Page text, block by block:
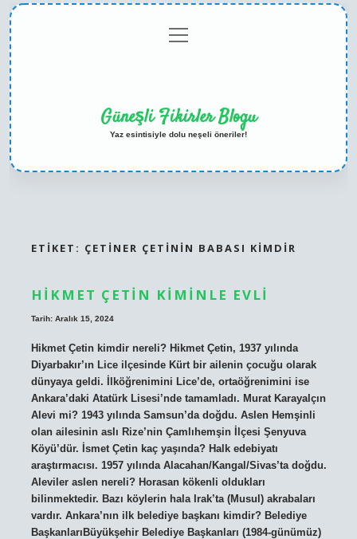
menüyü
aç
Güneşli Fikirler Blogu
Yaz esintisiyle dolu neşeli öneriler!
ETIKET: ÇETINER ÇETININ BABASI KIMDIR
HIKMET ÇETIN KIMINLE EVLI
Tarih: Aralık 15, 2024
Hikmet Çetin kimdir nereli? Hikmet Çetin, 1937 yılında
Diyarbakır’ın Lice ilçesinde Kürt bir ailenin çocuğu olarak
dünyaya geldi. İlköğrenimini Lice’de, ortaöğrenimini ise
Ankara’daki Atatürk Lisesi’nde tamamladı. Murat Karayalçın
Alevi mi? 1943 yılında Samsun’da doğdu. Aslen Hemşinli
olan ailesinin aslı Rize’nin Çamlıhemşin İlçesi Şenyuva
Köyü’dür. İsmet Çetin kaç yaşında? Halk edebiyatı
araştırmacısı. 1957 yılında Alacahan/Kangal/Sivas’ta doğdu.
Aleviler aslen nereli? Horasan kökenli oldukları
bilinmektedir. Bazı köylerin hala Irak’ta (Musul) akrabaları
vardır. Ankara’nın ilk belediye başkanı kimdir? Belediye
BaşkanlarıBüyükşehir Belediye Başkanları (1984-günümüz)